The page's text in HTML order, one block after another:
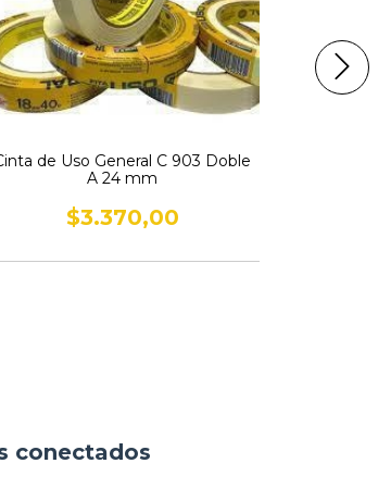
de Uso General C 903 Doble
A 24 mm
$3.370,00
conectados